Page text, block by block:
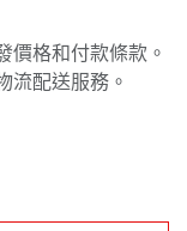
價格和付款條款。
流配送服務。